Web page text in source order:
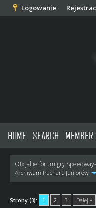
Logowanie
HOME SEARCH MEMBER
Oficjalne forum gry
Archiwum Pucharu Juniorów
Strony (3): 1 2 3 Dalej »